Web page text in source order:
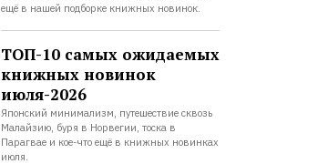
ещё в нашей подборке книжных новинок.
ТОП-10 самых ожидаемых
книжных новинок
июля-2026
Японский минимализм, путешествие сквозь
Малайзию, буря в Норвегии, тоска в
Парагвае и кое-что ещё в книжных новинках
июля.